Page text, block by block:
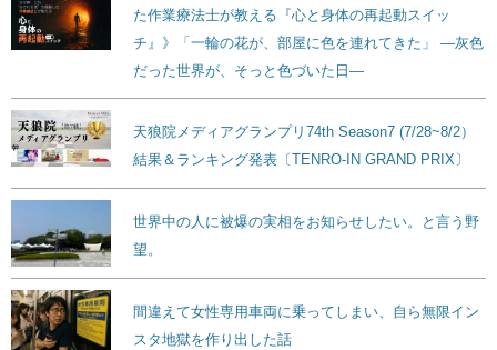
た作業療法士が教える『心と身体の再起動スイッ
チ』》「一輪の花が、部屋に色を連れてきた」 ―灰色
だった世界が、そっと色づいた日―
天狼院メディアグランプリ74th Season7 (7/28~8/2）
結果＆ランキング発表〔TENRO-IN GRAND PRIX〕
世界中の人に被爆の実相をお知らせしたい。と言う野
望。
間違えて女性専用車両に乗ってしまい、自ら無限イン
スタ地獄を作り出した話